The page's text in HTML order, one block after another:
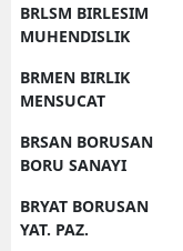
BRLSM BIRLESIM
MUHENDISLIK
BRMEN BIRLIK
MENSUCAT
BRSAN BORUSAN
BORU SANAYI
BRYAT BORUSAN
YAT. PAZ.